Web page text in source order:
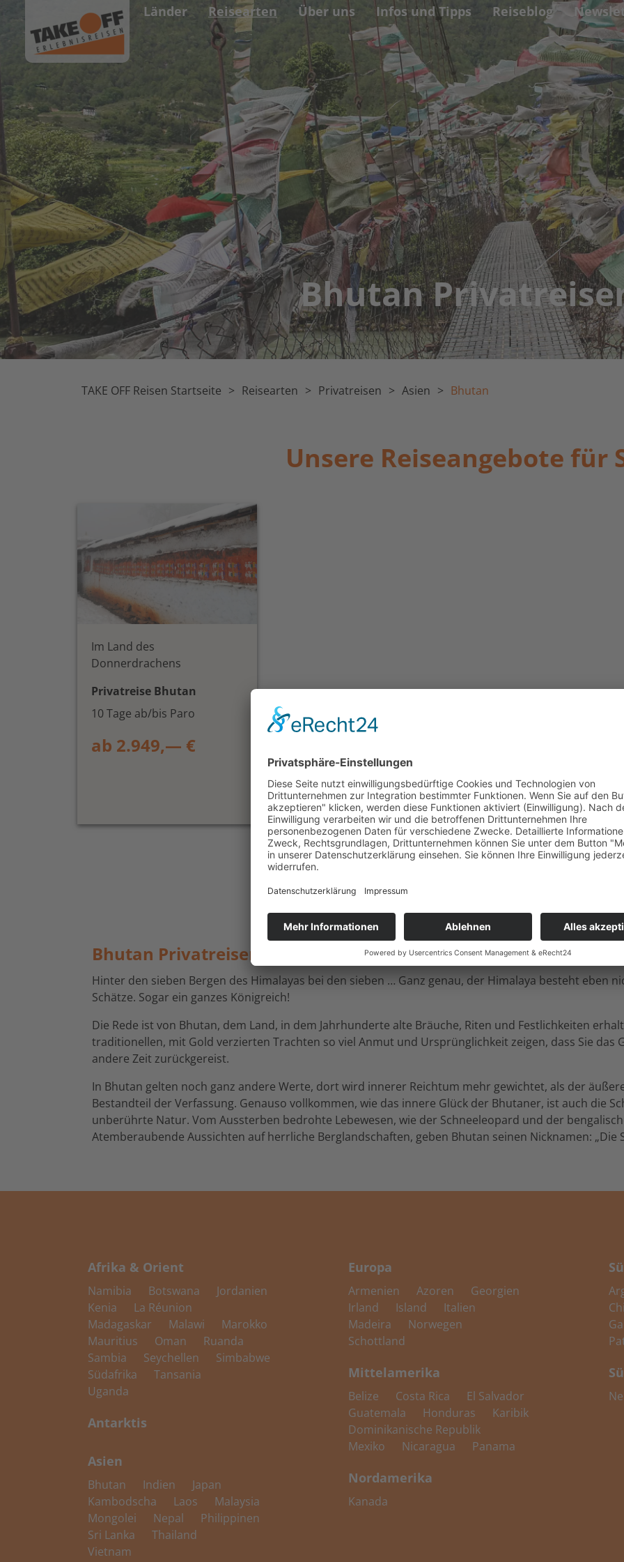
Länder Reisearten Über uns Infos und Tipps Reiseblog
Bhutan
TAKE OFF Reisen Startseite Reisearten Privatreisen Asien Bhutan
Unsere Reiseangebote für
Im Land des
Donnerdrachens
Privatreise Bhutan
10 Tage ab/bis Paro
ab 2.949,— €
Bhutan Privatreisen
Hinter den sieben Bergen des Himalayas bei den sieben … Ganz genau, der Himalaya besteht eben
Schätze. Sogar ein ganzes Königreich!
Die Rede ist von Bhutan, dem Land, in dem Jahrhunderte alte Bräuche, Riten und Festlichkeiten
traditionellen, mit Gold verzierten Trachten so viel Anmut und Ursprünglichkeit zeigen, dass Sie das
andere Zeit zurückgereist.
In Bhutan gelten noch ganz andere Werte, dort wird innerer Reichtum mehr gewichtet, als der
Bestandteil der Verfassung. Genauso vollkommen, wie das innere Glück der Bhutaner, ist auch die
unberührte Natur. Vom Aussterben bedrohte Lebewesen, wie der Schneeleopard und der
Atemberaubende Aussichten auf herrliche Berglandschaften, geben Bhutan seinen Nicknamen: „Die
Afrika & Orient
Namibia Botswana
Jordanien
Kenia
La Réunion
Madagaskar
Malawi
Marokko
Mauritius
Oman
Ruanda
Sambia
Seychellen
Simbabwe
Südafrika
Tansania
Uganda
Antarktis
Asien
Bhutan Indien
Japan
Kambodscha
Laos
Malaysia
Mongolei
Nepal
Philippinen
Sri Lanka
Thailand
Vietnam
Europa
Armenien Azoren
Georgien
Irland
Island
Italien
Madeira
Norwegen
Schottland
Mittelamerika
Belize Costa Rica
El Salvador
Guatemala
Honduras
Karibik
Dominikanische Republik
Mexiko
Nicaragua Panama
Nordamerika
Kanada